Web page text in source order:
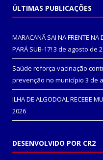
ÚLTIMAS PUBLICAÇÕES
MARACANÃ SAI NA FRENTE
PARÁ SUB-17! 3 de agosto de
Saúde reforça vacinação
prevenção no município 3 de
ILHA DE ALGODOAL RECEBE
2026
DESENVOLVIDO POR CR2